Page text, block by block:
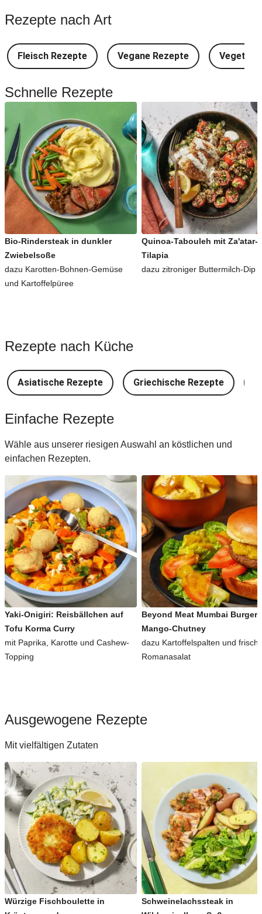
Rezepte nach Art
Fleisch Rezepte Vegane Rezepte
Schnelle Rezepte
Bio-Rindersteak in dunkler
Zwiebelsoße
dazu Karotten-Bohnen-Gemüse
und Kartoffelpüree
Quinoa-Tabouleh mit Za'atar-
Tilapia
dazu zitroniger Buttermilch-Dip
Rezepte nach Küche
Asiatische Rezepte Griechische Rezepte
Einfache Rezepte
Wähle aus unserer riesigen Auswahl an köstlichen und
einfachen Rezepten.
Yaki-Onigiri: Reisbällchen auf
Tofu Korma Curry
mit Paprika, Karotte und Cashew-
Topping
Beyond Meat Mumbai Burger
Mango-Chutney
dazu Kartoffelspalten und
Romanasalat
Ausgewogene Rezepte
Mit vielfältigen Zutaten
Würzige Fischboulette in
Schweinelachssteak in